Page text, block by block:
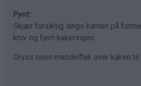
Pynt:
Skjær forsiktig langs kanten på
kniv og fjern kakeringen.
Dryss noen mandelflak over kaken til